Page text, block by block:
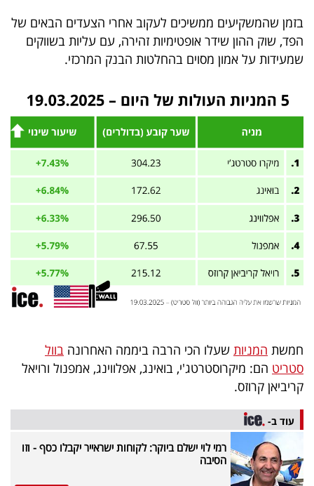
ניוזלטרים
אדום
פרסמו
באייס
עקבו
אחרינו:
בזמן שהמשקיעים ממשיכים לעקוב אחרי הצעדים הבאים של
הפד, שוק ההון שידר אופטימיות זהירה, עם עליות בשווקים
שמעידות על אמון מסוים בהחלטות הבנק המרכזי.
חמשת המניות שעלו הכי הרבה ביממה האחרונה בוול
סטריט הם: מיקרוסטרטג'י, בואינג, אפלווינג, אמפנול ורויאל
קריביאן קרוזס.
עוד ב-
רמי לוי ישלם ביוקר: לקוחות ישראייר יקבלו כסף - וזו
הסיבה